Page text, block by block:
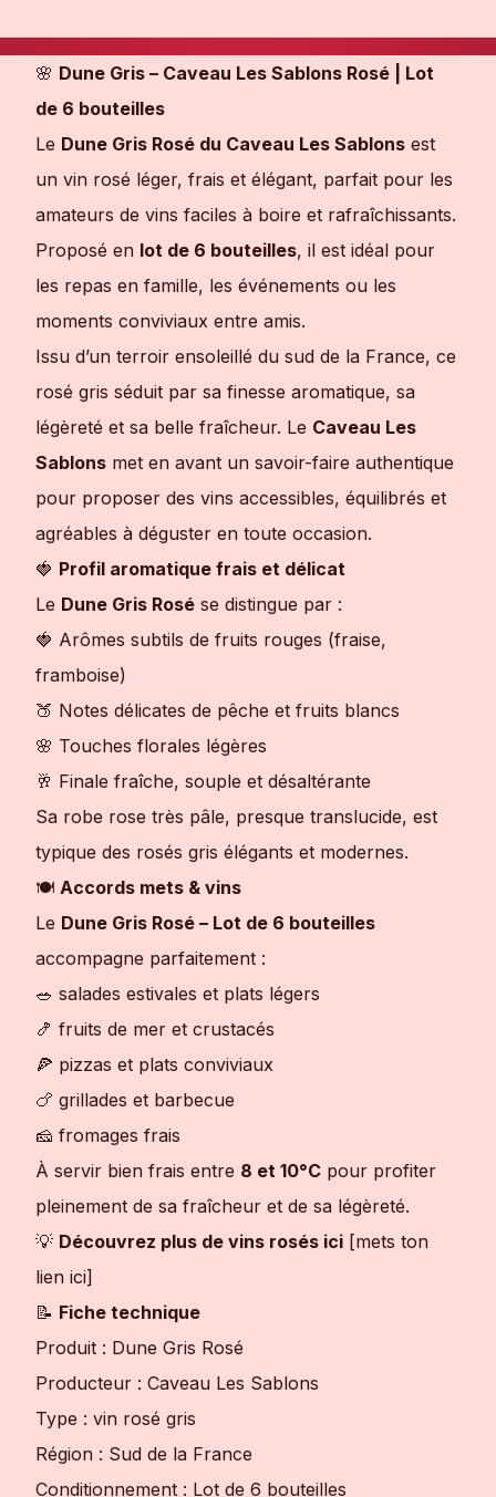
🌸 Dune Gris – Caveau Les Sablons Rosé | Lot
de 6 bouteilles
Le Dune Gris Rosé du Caveau Les Sablons est
un vin rosé léger, frais et élégant, parfait pour les
amateurs de vins faciles à boire et rafraîchissants.
Proposé en lot de 6 bouteilles, il est idéal pour
les repas en famille, les événements ou les
moments conviviaux entre amis.
Issu d’un terroir ensoleillé du sud de la France, ce
rosé gris séduit par sa finesse aromatique, sa
légèreté et sa belle fraîcheur. Le Caveau Les
Sablons met en avant un savoir-faire authentique
pour proposer des vins accessibles, équilibrés et
agréables à déguster en toute occasion.
🍓 Profil aromatique frais et délicat
Le Dune Gris Rosé se distingue par :
🍓 Arômes subtils de fruits rouges (fraise,
framboise)
🍑 Notes délicates de pêche et fruits blancs
🌸 Touches florales légères
🥂 Finale fraîche, souple et désaltérante
Sa robe rose très pâle, presque translucide, est
typique des rosés gris élégants et modernes.
🍽 Accords mets & vins
Le Dune Gris Rosé – Lot de 6 bouteilles
accompagne parfaitement :
🥗 salades estivales et plats légers
🍤 fruits de mer et crustacés
🍕 pizzas et plats conviviaux
🍗 grillades et barbecue
🧀 fromages frais
À servir bien frais entre 8 et 10°C pour profiter
pleinement de sa fraîcheur et de sa légèreté.
💡 Découvrez plus de vins rosés ici [mets ton
lien ici]
📝 Fiche technique
Produit : Dune Gris Rosé
Producteur : Caveau Les Sablons
Type : vin rosé gris
Région : Sud de la France
Conditionnement : Lot de 6 bouteilles